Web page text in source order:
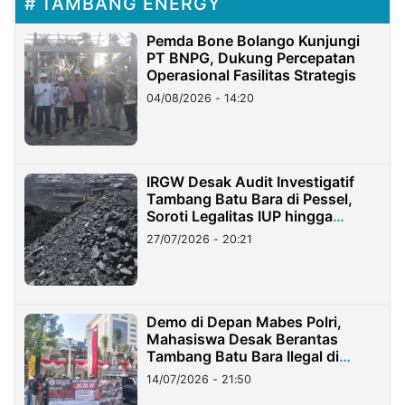
Pemda Bone Bolango Kunjungi
PT BNPG, Dukung Percepatan
Operasional Fasilitas Strategis
04/08/2026 - 14:20
IRGW Desak Audit Investigatif
Tambang Batu Bara di Pessel,
Soroti Legalitas IUP hingga
Stockpile
27/07/2026 - 20:21
Demo di Depan Mabes Polri,
Mahasiswa Desak Berantas
Tambang Batu Bara Ilegal di
Lampung
14/07/2026 - 21:50